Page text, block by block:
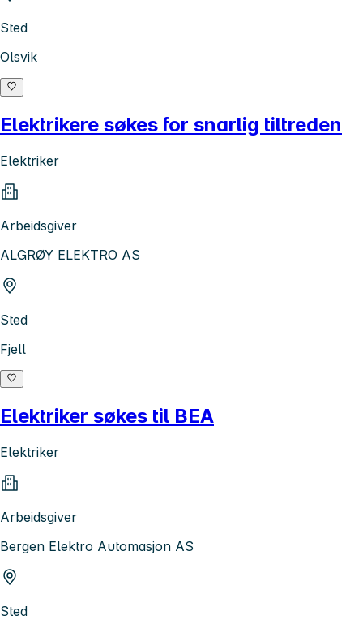
Sted
Olsvik
Elektrikere søkes for snarlig tiltreden
Elektriker
Arbeidsgiver
ALGRØY ELEKTRO AS
Sted
Fjell
Elektriker søkes til BEA
Elektriker
Arbeidsgiver
Bergen Elektro Automasjon AS
Sted